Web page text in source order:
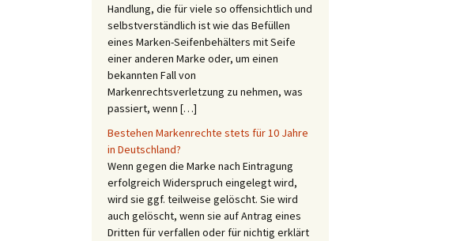
Handlung, die für viele so offensichtlich und
selbstverständlich ist wie das Befüllen
eines Marken-Seifenbehälters mit Seife
einer anderen Marke oder, um einen
bekannten Fall von
Markenrechtsverletzung zu nehmen, was
passiert, wenn […]
Bestehen Markenrechte stets für 10 Jahre
in Deutschland?
Wenn gegen die Marke nach Eintragung
erfolgreich Widerspruch eingelegt wird,
wird sie ggf. teilweise gelöscht. Sie wird
auch gelöscht, wenn sie auf Antrag eines
Dritten für verfallen oder für nichtig erklärt